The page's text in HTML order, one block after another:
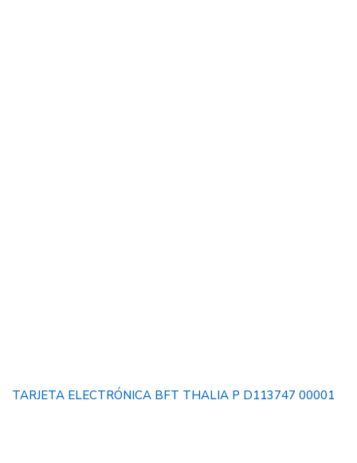
TARJETA ELECTRÓNICA BFT THALIA P D113747 00001